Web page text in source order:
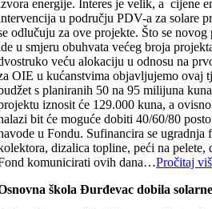
energije. Interes je velik, a cijene
u području PDV-a za solare
odlučuju za ove projekte. Što se
u smjeru obuhvata većeg broja
veću alokaciju u odnosu na
OIE u kućanstvima objavljujemo ovaj
s planiranih 50 na 95 milijuna
iznosit će 129.000 kuna, a
bit će moguće dobiti 40/60/80
u Fondu. Sufinancira se ugradnja
dizalica topline, peći na pelete,
komunicirati ovih dana…Pročitaj
škola Đurđevac dobila